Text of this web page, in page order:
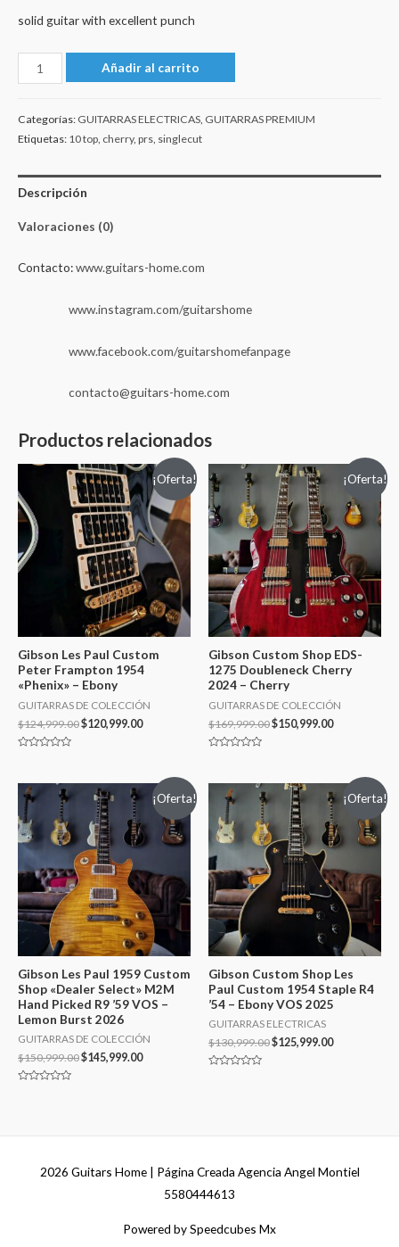
solid guitar with excellent punch
PRS
Paul
Cut
10
Top
Edition
Añadir al carrito
Categorías: GUITARRAS ELECTRICAS, GUITARRAS PREMIUM
Etiquetas: 10 top, cherry, prs, singlecut
Descripción
Valoraciones (0)
Contacto:www.guitars-home.com
www.instagram.com/guitarshome
www.facebook.com/guitarshomefanpage
contacto@guitars-home.com
Productos relacionados
¡Oferta!
Gibson Les Paul Custom
Peter Frampton 1954
«Phenix» – Ebony
GUITARRAS DE COLECCIÓN
$124,999.00$120,999.00
de
¡Oferta!
Gibson Custom Shop EDS-
1275 Doubleneck Cherry
2024 – Cherry
GUITARRAS DE COLECCIÓN
$169,999.00$150,999.00
de
¡Oferta!
Gibson Les Paul 1959 Custom
Shop «Dealer Select» M2M
Hand Picked R9 ’59 VOS –
Lemon Burst 2026
GUITARRAS DE COLECCIÓN
$150,999.00$145,999.00
¡Oferta!
Gibson Custom Shop Les
Paul Custom 1954 Staple R4
’54 – Ebony VOS 2025
GUITARRAS ELECTRICAS
$130,999.00$125,999.00
2026 Guitars Home| Página Creada Agencia Angel Montiel
5580444613
Powered by Speedcubes Mx